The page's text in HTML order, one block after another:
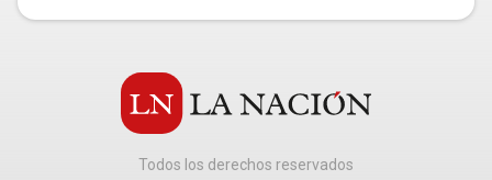
Todos los derechos reservados